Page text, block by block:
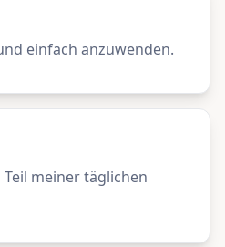
einfach anzuwenden.
meiner täglichen